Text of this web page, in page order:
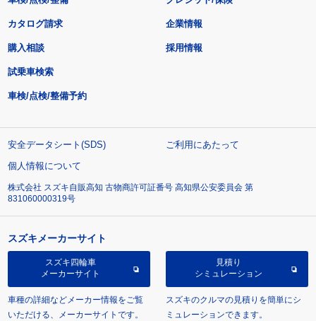
カタログ請求
購入相談
試乗車検索
車検/点検/整備予約
企業情報
採用情報
安全データシート(SDS)
ご利用にあたって
個人情報について
株式会社 スズキ自販高知 古物商許可証番号 高知県公安委員会 第
831060000319号
スズキメーカーサイト
スズキ四輪車
メーカーサイト
車種の詳細などメーカー情報をご覧
いただける、メーカーサイトです。
見積り
シミュレーション
スズキのクルマの見積りを簡単にシ
ミュレーションできます。